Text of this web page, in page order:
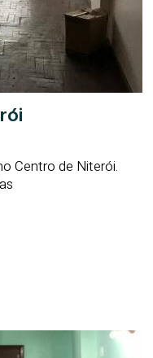
Centro de Niterói.